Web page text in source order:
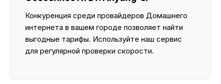
Конкуренция среди провайдеров Домашнего
интернета в вашем городе позволяет найти
выгодные тарифы. Используйте наш сервис
для регулярной проверки скорости.